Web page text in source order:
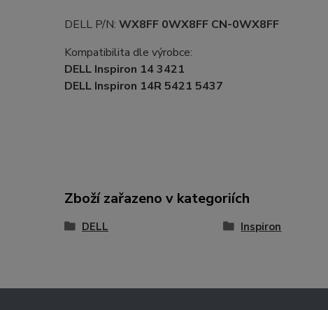
DELL P/N: WX8FF 0WX8FF CN-0WX8FF
Kompatibilita dle výrobce:
DELL Inspiron 14 3421
DELL Inspiron 14R 5421 5437
Zboží zařazeno v kategoriích
DELL Inspiron